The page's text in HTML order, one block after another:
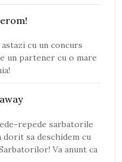
cu un concurs
un partener cu o mare
repede sarbatorile
dorit sa deschidem cu
Va anunt ca